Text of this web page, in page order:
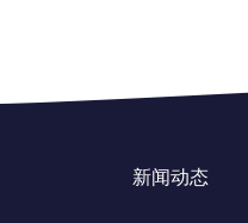
新闻动态